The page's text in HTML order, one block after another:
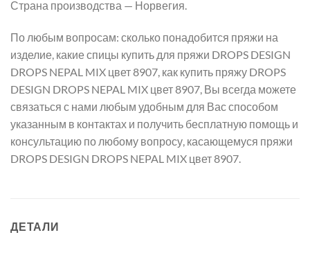
Страна производства — Норвегия.
По любым вопросам: сколько понадобится пряжи на
изделие, какие спицы купить для пряжи DROPS DESIGN
DROPS NEPAL MIX цвет 8907, как купить пряжу DROPS
DESIGN DROPS NEPAL MIX цвет 8907, Вы всегда можете
связаться с нами любым удобным для Вас способом
указанным в контактах и получить бесплатную помощь и
консультацию по любому вопросу, касающемуся пряжи
DROPS DESIGN DROPS NEPAL MIX цвет 8907.
ДЕТАЛИ